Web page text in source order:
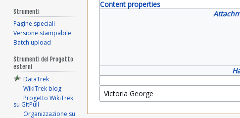
Content properties
Strumenti
Pagine speciali
Versione stampabile
Batch upload
Strumenti del Progetto
esterni
DataTrek
WikiTrek blog
Progetto WikiTrek
su GitPull
Organizzazione su